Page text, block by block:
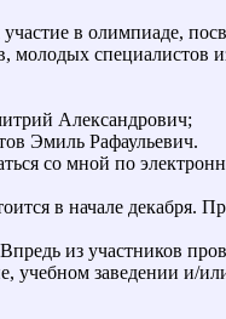
в олимпиаде,
молодых
Александрович;
Эмиль Рафаульевич.
со мной по
в начале декабря.
из участников
учебном заведении и/